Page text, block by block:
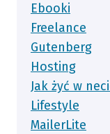
Ebooki
Freelance
Gutenberg
Hosting
Jak żyć w
Lifestyle
MailerLite